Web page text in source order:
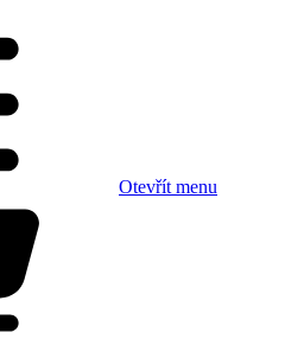
Otevřít menu